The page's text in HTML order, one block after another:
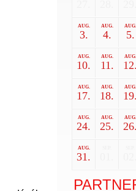
AUG.
3.
AUG.
4.
AUG.
5.
AUG.
10.
AUG.
11.
AUG.
12.
AUG.
17.
AUG.
18.
AUG.
19.
AUG.
24.
AUG.
25.
AUG.
26.
AUG.
31.